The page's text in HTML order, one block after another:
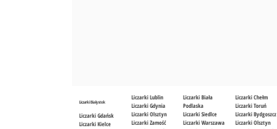
Liczarki Białystok
Liczarki Gdańsk
Liczarki Kielce
Liczarki Lublin
Liczarki Gdynia
Liczarki Olsztyn
Liczarki Zamość
Liczarki Biała
Podlaska
Liczarki Siedlce
Liczarki Warszawa
Liczarki Chełm
Liczarki Toruń
Liczarki Bydgoszcz
Liczarki Olsztyn